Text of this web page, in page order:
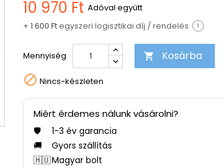
10 970 Ft Adóval együtt
+ 1 600 Ftegyszeri logisztikai díj / rendelés i
Mennyiség  Kosárba
 Nincs-készleten
Miért érdemes nálunk vásárolni?
🛡️
1-3 év garancia
🚚
Gyors szállítás
🇭🇺Magyar bolt